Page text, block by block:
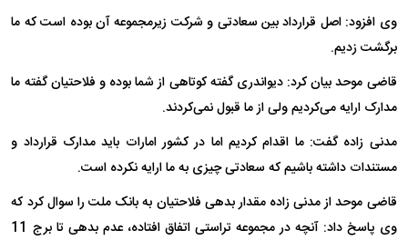
وی افزود: اصل قرارداد بین سعادتی و شرکت زیرمجموعه آن بوده است که ما
برگشت زدیم.
قاضی موحد بیان کرد: دیواندری گفته کوتاهی از شما بوده و فلاحتیان گفته ما
مدارک ارایه می‌کردیم ولی از ما قبول نمی‌کردند.
مدنی زاده گفت: ما اقدام کردیم اما در کشور امارات باید مدارک قرارداد و
مستندات داشته باشیم که سعادتی چیزی به ما ارایه نکرده است.
قاضی موحد از مدنی زاده مقدار بدهی فلاحتیان به بانک ملت را سوال کرد که
وی پاسخ داد: آنچه در مجموعه تراستی اتفاق افتاده، عدم بدهی تا برج 11